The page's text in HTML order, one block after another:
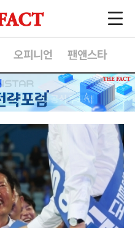
오피니언 팬앤스타